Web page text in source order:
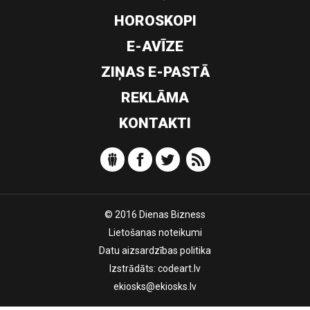
HOROSKOPI
E-AVĪZE
ZIŅAS E-PASTĀ
REKLĀMA
KONTAKTI
© 2016 Dienas Bizness
Lietošanas noteikumi
Datu aizsardzības politika
Izstrādāts: codeart.lv
ekiosks@ekiosks.lv